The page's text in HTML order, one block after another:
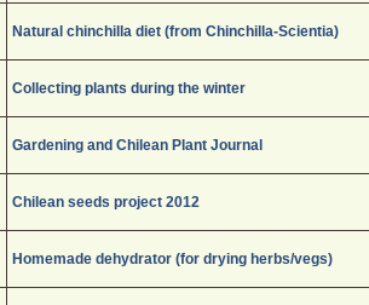
Natural chinchilla diet (from Chinchilla-Scientia)
Collecting plants during the winter
Gardening and Chilean Plant Journal
Chilean seeds project 2012
Homemade dehydrator (for drying herbs/vegs)